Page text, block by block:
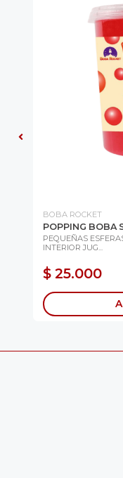
BOBA ROCKET
POPPING BOBA
PEQUEÑAS
INTERIOR JUG...
$ 25.000